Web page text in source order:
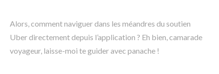
Alors, comment naviguer dans les méandres du soutien
Uber directement depuis l’application ? Eh bien, camarade
voyageur, laisse-moi te guider avec panache !